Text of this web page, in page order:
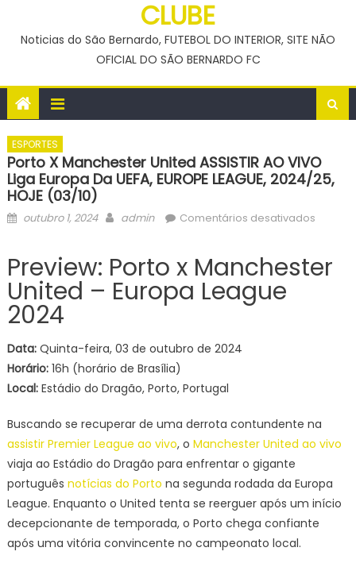
CLUBE
Noticias do São Bernardo, FUTEBOL DO INTERIOR, SITE NÃO
OFICIAL DO SÃO BERNARDO FC
ESPORTES
Porto X Manchester United ASSISTIR AO VIVO
Liga Europa Da UEFA, EUROPE LEAGUE, 2024/25,
HOJE (03/10)
Posted
outubro 1, 2024 Author
admin Comentários desativadosem
EUROPE
HOJE
(03/10)
Preview: Porto x Manchester
United – Europa League
2024
Data:Quinta-feira, 03 de outubro de 2024
Horário:16h (horário de Brasília)
Local:Estádio do Dragão, Porto, Portugal
Buscando se recuperar de uma derrota contundente na
assistir Premier League ao vivo, o Manchester United ao vivo
viaja ao Estádio do Dragão para enfrentar o gigante
português notícias do Porto na segunda rodada da Europa
League. Enquanto o United tenta se reerguer após um início
decepcionante de temporada, o Porto chega confiante
após uma vitória convincente no campeonato local.